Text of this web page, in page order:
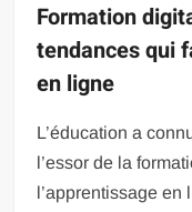
Formation
tendances qui
en ligne
L’éducation a
l’essor de la
l’apprentissage en